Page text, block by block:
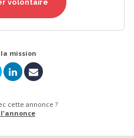
volontaire
mission
cette annonce ?